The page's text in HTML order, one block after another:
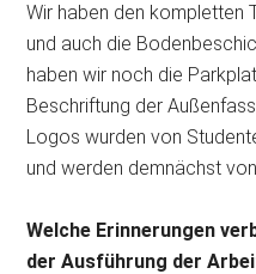
Wir haben den kompletten
und auch die
haben wir noch die
Beschriftung der
Logos wurden von
und werden demnächst
Welche Erinnerungen
der Ausführung der